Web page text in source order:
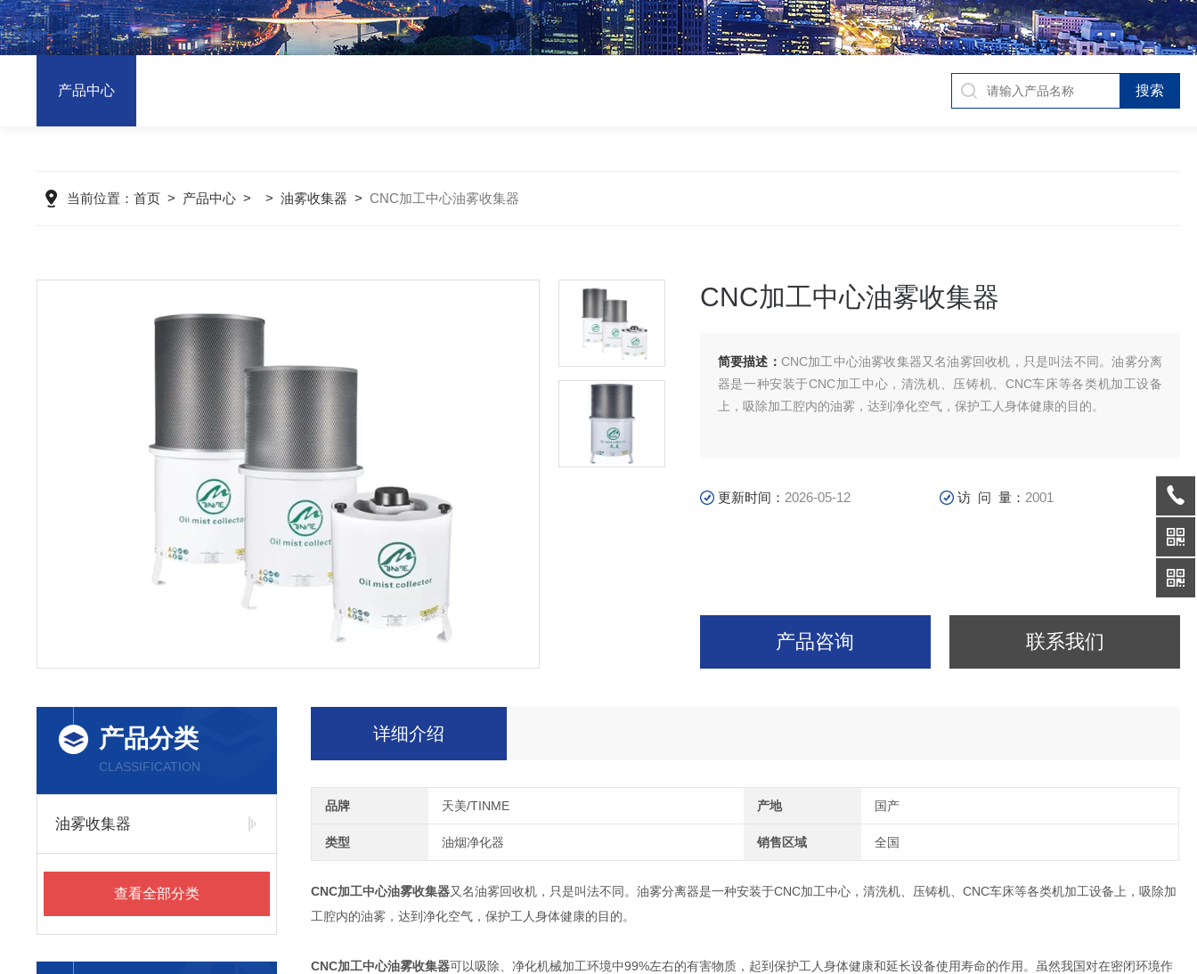
产品中心
当前位置： 首页> 产品中心> > 油雾收集器 > CNC加工中心油雾收集器
CNC加工中心油雾收集器
简要描述： CNC加工中心油雾收集器又名油雾回收机，只是叫法不同。油雾分离
器是一种安装于CNC加工中心，清洗机、压铸机、CNC车床等各类机加工设备
上，吸除加工腔内的油雾，达到净化空气，保护工人身体健康的目的。
更新时间： 2026-05-12 访 问 量： 2001
产品咨询 联系我们
产品分类
CLASSIFICATION
油雾收集器
查看全部分类
详细介绍
品牌 天美/TINME 产地 国产
类型 油烟净化器 销售区域 全国
CNC加工中心油雾收集器又名油雾回收机，只是叫法不同。油雾分离器是一种安装于CNC加工中心，清洗机、压铸机、CNC车床等各类机加工设备上，吸除加
工腔内的油雾，达到净化空气，保护工人身体健康的目的。
CNC加工中心油雾收集器可以吸除、净化机械加工环境中99%左右的有害物质，起到保护工人身体健康和延长设备使用寿命的作用。虽然我国对在密闭环境作